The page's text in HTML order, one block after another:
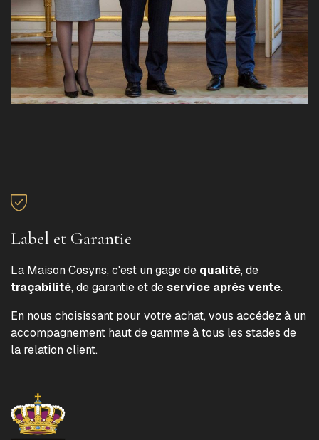
Label et Garantie
La Maison Cosyns, c'est un gage de qualité, de
traçabilité, de garantie et deservice après vente.
En nous choisissant pour votre achat, vous accédez à un
accompagnement haut de gamme à tous les stades de
la relation client.